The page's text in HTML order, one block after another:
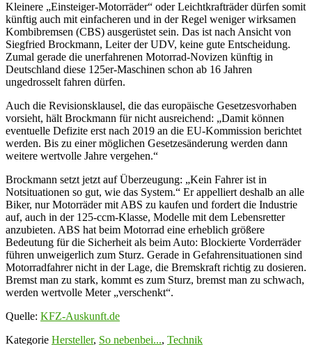
Kleinere „Einsteiger-Motorräder“ oder Leichtkrafträder dürfen somit
künftig auch mit einfacheren und in der Regel weniger wirksamen
Kombibremsen (CBS) ausgerüstet sein. Das ist nach Ansicht von
Siegfried Brockmann, Leiter der UDV, keine gute Entscheidung.
Zumal gerade die unerfahrenen Motorrad-Novizen künftig in
Deutschland diese 125er-Maschinen schon ab 16 Jahren
ungedrosselt fahren dürfen.
Auch die Revisionsklausel, die das europäische Gesetzesvorhaben
vorsieht, hält Brockmann für nicht ausreichend: „Damit können
eventuelle Defizite erst nach 2019 an die EU-Kommission berichtet
werden. Bis zu einer möglichen Gesetzesänderung werden dann
weitere wertvolle Jahre vergehen.“
Brockmann setzt jetzt auf Überzeugung: „Kein Fahrer ist in
Notsituationen so gut, wie das System.“ Er appelliert deshalb an alle
Biker, nur Motorräder mit ABS zu kaufen und fordert die Industrie
auf, auch in der 125-ccm-Klasse, Modelle mit dem Lebensretter
anzubieten. ABS hat beim Motorrad eine erheblich größere
Bedeutung für die Sicherheit als beim Auto: Blockierte Vorderräder
führen unweigerlich zum Sturz. Gerade in Gefahrensituationen sind
Motorradfahrer nicht in der Lage, die Bremskraft richtig zu dosieren.
Bremst man zu stark, kommt es zum Sturz, bremst man zu schwach,
werden wertvolle Meter „verschenkt“.
Quelle: KFZ-Auskunft.de
Kategorie Hersteller, So nebenbei..., Technik